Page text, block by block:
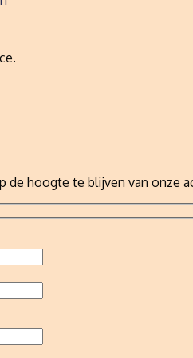
de hoogte te blijven van onze